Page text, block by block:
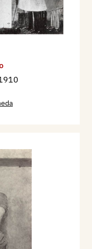
Perasto, Ritratto
Francesco
Ponte, A
Mia
Gorizia, Presepe,
Santa Sofia,
per S.
Studio per
di Venezia, con i